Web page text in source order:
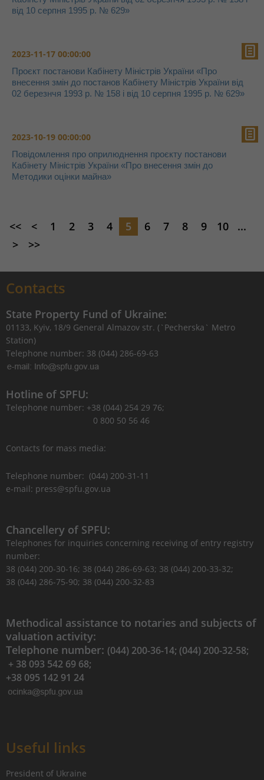
від 10 серпня 1995 р. № 629»
2023-11-17 00:00:00
Проєкт постанови Кабінету Міністрів України «Про
внесення змін до постанов Кабінету Міністрів України від
02 березнчя 1993 р. № 158 і від 10 серпня 1995 р. № 629»
2023-10-19 00:00:00
Повідомлення про оприлюднення проєкту постанови
Кабінету Міністрів України «Про внесення змін до
Методики оцінки майна»
<< < 1 2 3 4 5 6 7 8 9 10
...
>
>>
Contacts
State Property Fund of Ukraine:
01133, Kyiv, 18/9 General Almazov str. (`Pecherska` Metro
Station)
Telephone number: 38 (044) 286-69-63
Hotline of SPFU:
Telephone number: +38 (044) 254 29 76;
0 800 50 56 46
Contacts for mass media:
Telephone number: (044) 200-31-11
e-mail: press@spfu.gov.ua
Chancellery of SPFU:
Telephones for inquiries concerning receiving of entry registry
number:
38 (044) 200-30-16; 38 (044) 286-69-63; 38 (044) 200-33-32;
38 (044) 286-75-90; 38 (044) 200-32-83
Methodical assistance to notaries and subjects of
valuation activity:
Telephone number: (044) 200-36-14; (044) 200-32-58;
+ 38 093 542 69 68;
+38 095 142 91 24
Useful links
President of Ukraine